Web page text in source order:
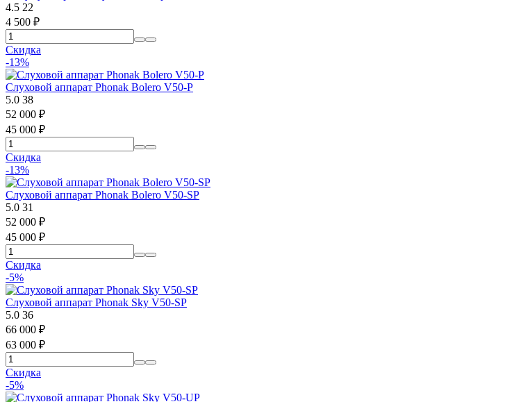
4.5 22
4 500 ₽
Скидка
-13%
Слуховой аппарат Phonak Bolero V50-P
5.0 38
52 000 ₽
45 000 ₽
Скидка
-13%
Слуховой аппарат Phonak Bolero V50-SP
5.0 31
52 000 ₽
45 000 ₽
Скидка
-5%
Слуховой аппарат Phonak Sky V50-SP
5.0 36
66 000 ₽
63 000 ₽
Скидка
-5%